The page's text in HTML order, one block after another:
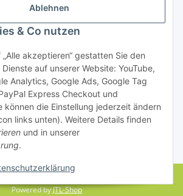
Ablehnen
& Co nutzen
akzeptieren“ gestatten Sie den
auf unserer Website: YouTube,
Analytics, Google Ads, Google Tag
Express Checkout und
können die Einstellung jederzeit ändern
links unten). Weitere Details finden
und in unserer
.
Vertrag widerrufen
USt., zzgl.
Powered byJTL-Shop